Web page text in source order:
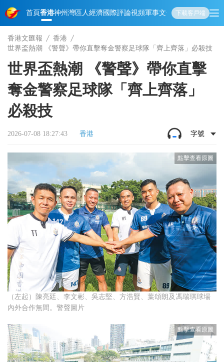
首頁香港神州 灣區人經濟國際評論視頻軍事文化 娛樂生活教育體
下載客戶端
香港文匯報
香港
世界盃熱潮 《警聲》帶你直擊奪金警察足球隊「齊上齊落」必殺技
世界盃熱潮 《警聲》帶你直擊
奪金警察足球隊「齊上齊落」
必殺技
2026-07-08 18:27:43 香港 字號
（左起）陳亮廷、李文彬、吳志堅、方浩賢、葉頌朗及馮瑞琪球場
內外合作無間。警聲圖片